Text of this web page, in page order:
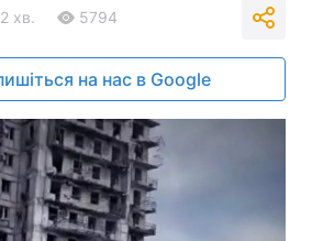
2 хв. 5794
на нас в Google